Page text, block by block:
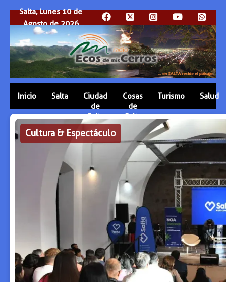
Salta, Lunes 10 de
Agosto de 2026
Inicio Salta
Ciudad
de
Salta
Cosas
de
Salta
Turismo Salud
Cultura & Espectáculo